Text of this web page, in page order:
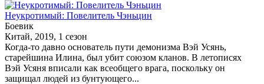
Неукротимый: Повелитель Чэньцин
Боевик
Китай, 2019, 1 сезон
Когда-то давно основатель пути демонизма Вэй Усянь,
старейшина Илина, был убит союзом кланов. В летописях
Вэй Усяня вписали как всеобщего врага, поскольку он
защищал людей из бунтующего...